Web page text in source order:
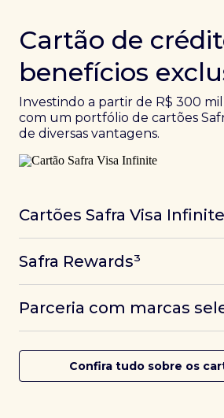
Cartão de
benefícios
Investindo a partir de R$ 300
com um portfólio de cartões
de diversas vantagens.
Cartões Safra Visa Infinite
experiências refinadas a
converte seus investimentos
conta com acesso a mais de
Pass ao redor do mundo.
Safra Rewards³
das melhores pontuações do
Parceria com marcas
cartões Safra.
Confira tudo sobre os